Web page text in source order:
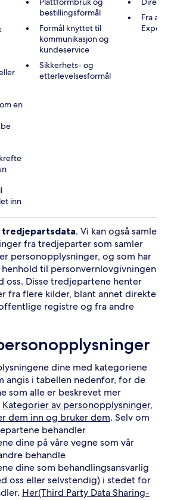
en
inn
bestillingsformål
Formål knyttet til
kommunikasjon og
kundeservice
Sikkerhets- og
etterlevelsesformål
Fra
tredjepartsdata. Vi kan også samle
fra tredjeparter som samler
personopplysninger, og som har
til personvernlovgivningen
oss. Disse tredjepartene henter
fra flere kilder, blant annet direkte
registre og fra andre
dine med kategoriene
angis i tabellen nedenfor, for de
som alle er beskrevet mer
Kategorier av personopplysninger,
dem inn og bruker dem. Selv om
behandler
dine på våre vegne som vår
behandle
dine som behandlingsansvarlig
oss eller selvstendig) i stedet for
Her(Third Party Data Sharing-